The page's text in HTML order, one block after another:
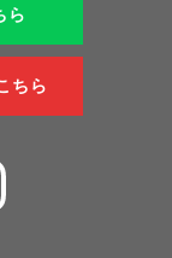
ら
ちら